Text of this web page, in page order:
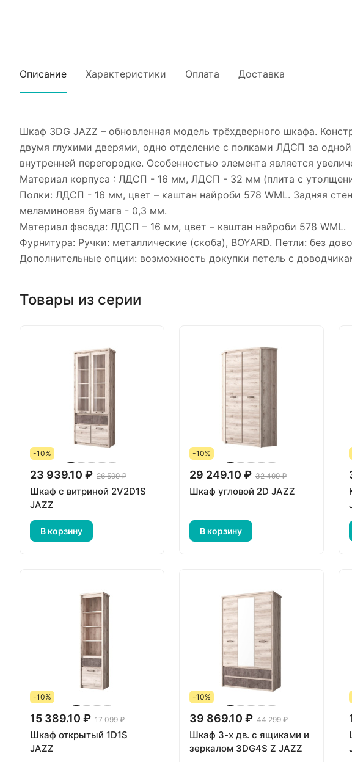
Описание Характеристики Оплата Доставка
Шкаф 3DG JAZZ – обновленная модель трёхдверного шкафа.
двумя глухими дверями, одно отделение с полками ЛДСП за
внутренней перегородке. Особенностью элемента является
Материал корпуса : ЛДСП - 16 мм, ЛДСП - 32 мм (плита с
Полки: ЛДСП - 16 мм, цвет – каштан найроби 578 WML. Задняя
меламиновая бумага - 0,3 мм.
Материал фасада: ЛДСП – 16 мм, цвет – каштан найроби 578 WML.
Фурнитура: Ручки: металлические (скоба), BOYARD. Петли: без
Дополнительные опции: возможность докупки петель с
Товары из серии
-10%
23 939.10 ₽ 26 599 ₽
Шкаф с витриной 2V2D1S
JAZZ
В корзину
-10%
29 249.10 ₽ 32 499 ₽
Шкаф угловой 2D JAZZ
В корзину
-10%
15 389.10 ₽ 17 099 ₽
Шкаф открытый 1D1S
JAZZ
-10%
39 869.10 ₽ 44 299 ₽
Шкаф 3-х дв. с ящиками и
зеркалом 3DG4S Z JAZZ